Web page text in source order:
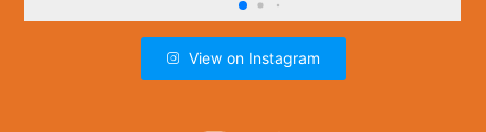
View on Instagram